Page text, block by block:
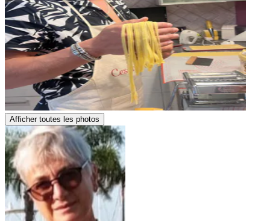
Afficher toutes les photos